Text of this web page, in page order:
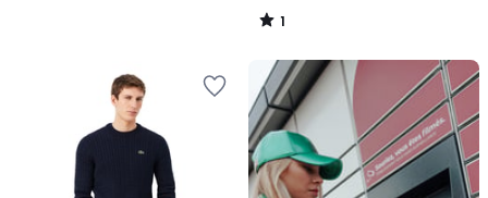
1
/
Nouveau
Livraison
en
Locker
Mondial